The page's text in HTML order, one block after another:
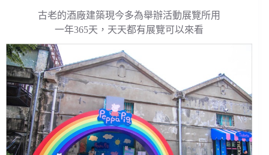
古老的酒廠建築現今多為舉辦活動展覽所用
一年365天，天天都有展覽可以來看